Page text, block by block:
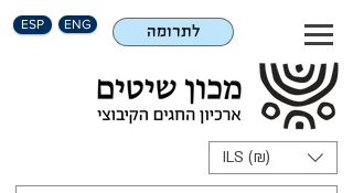
ESP ENG לתרומה
ILS (₪)